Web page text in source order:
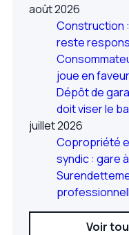
août 2026
Construction
reste
joue en
Dépôt de
doit viser le
juillet 2026
Copropriété
syndic : gare
Voir